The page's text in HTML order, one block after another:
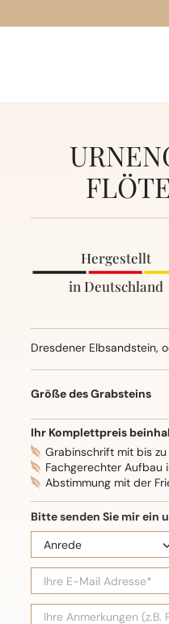
Hergestellt
in Deutschland
Dresdener Elbsandstein,
Oberflächenbearbeitung:
Größe des Grabsteins
Ihr Komplettpreis
Grabinschrift mit bis
Fachgerechter Aufbau
Abstimmung mit der